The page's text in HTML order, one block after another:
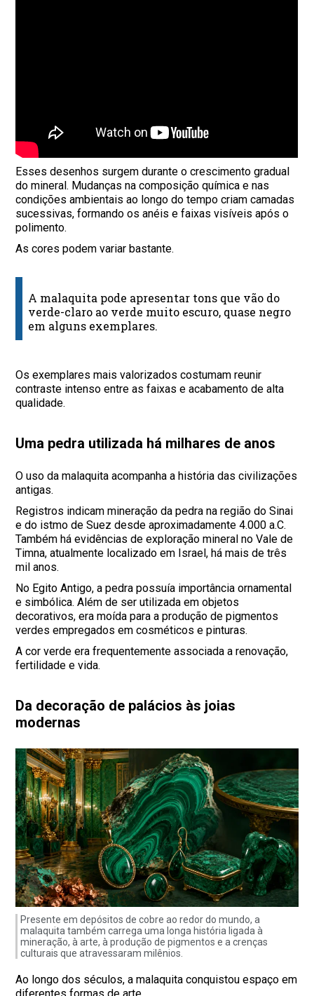
Esses desenhos surgem durante o crescimento gradual
do mineral. Mudanças na composição química e nas
condições ambientais ao longo do tempo criam camadas
sucessivas, formando os anéis e faixas visíveis após o
polimento.
As cores podem variar bastante.
A malaquita pode apresentar tons que vão do
verde-claro ao verde muito escuro, quase negro
em alguns exemplares.
Os exemplares mais valorizados costumam reunir
contraste intenso entre as faixas e acabamento de alta
qualidade.
Uma pedra utilizada há milhares de anos
O uso da malaquita acompanha a história das civilizações
antigas.
Registros indicam mineração da pedra na região do Sinai
e do istmo de Suez desde aproximadamente 4.000 a.C.
Também há evidências de exploração mineral no Vale de
Timna, atualmente localizado em Israel, há mais de três
mil anos.
No Egito Antigo, a pedra possuía importância ornamental
e simbólica. Além de ser utilizada em objetos
decorativos, era moída para a produção de pigmentos
verdes empregados em cosméticos e pinturas.
A cor verde era frequentemente associada a renovação,
fertilidade e vida.
Da decoração de palácios às joias
modernas
Presente em depósitos de cobre ao redor do mundo, a
malaquita também carrega uma longa história ligada à
mineração, à arte, à produção de pigmentos e a crenças
culturais que atravessaram milênios.
Ao longo dos séculos, a malaquita conquistou espaço em